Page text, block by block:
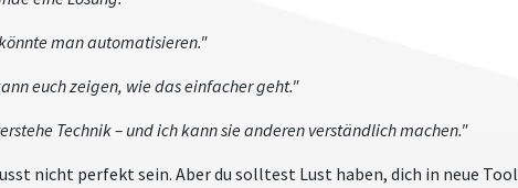
man automatisieren."
euch zeigen, wie das einfacher geht."
Technik – und ich kann sie anderen verständlich machen."
nicht perfekt sein. Aber du solltest Lust haben, dich in neue